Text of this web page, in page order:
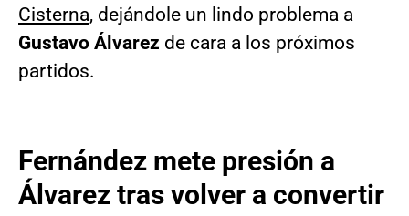
Cisterna, dejándole un lindo problema a
Gustavo Álvarez de cara a los próximos
partidos.
Fernández mete presión a
Álvarez tras volver a convertir